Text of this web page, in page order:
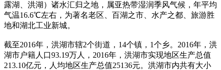
露湖、洪湖）诸水汇归之地，属亚热带湿润季风气候，年平均
气温16.6℃左右，为著名老区、百湖之市、水产之都、旅游胜
地和湖北工业新城。
截至2016年，洪湖市辖2个街道，14个镇，1个乡。2016年，洪
湖市户籍人口93.19万人，2016年，洪湖市实现地区生产总值
213.10亿元，人均地区生产总值25136元。洪湖市内共有大小